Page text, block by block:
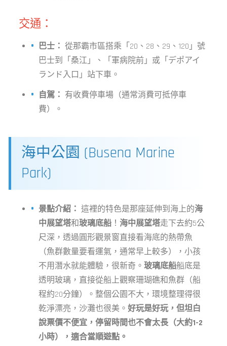
交通：
巴士： 從那霸市區搭乘「20、28、29、120」號
巴士到「桑江」、「軍病院前」或「デポアイ
ランド入口」站下車。
自駕： 有收費停車場（通常消費可抵停車
費）。
海中公園 (Busena Marine
Park)
景點介紹： 這裡的特色是那座延伸到海上的海
中展望塔和玻璃底船 ！ 海中展望塔走下去約5公
尺深，透過圓形觀景窗直接看海底的熱帶魚
（魚群數量要看運氣，通常早上較多），小孩
不用潛水就能體驗，很新奇。玻璃底船船底是
透明玻璃，直接從船上觀察珊瑚礁和魚群（船
程約20分鐘）。整個公園不大，環境整理得很
乾淨漂亮，沙灘也很美。好玩是好玩，但坦白
說票價不便宜，停留時間也不會太長（大約1-2
小時），適合當順遊點。